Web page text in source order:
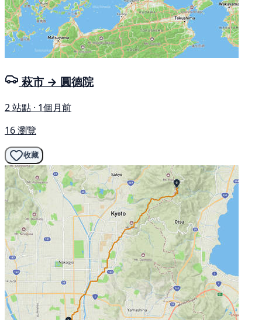
萩市 → 圓德院
2 站點 · 1個月前
16 瀏覽
收藏